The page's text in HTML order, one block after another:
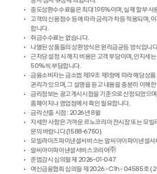
중도상환수수료율은 최대 1.95%이며, 실제 할부 사
고객의 신용점수 등에 따라 금리가 차등 적용되며,
합니다.
취급수수료는 없습니다.
나열된 상품들의 상환방식은 원리금균등 방식입니
근저당 설정 시 해지 비용은 고객 부담이며, 인지세
50%씩 부담합니다.
금융소비자는 금소법 제19조 제1항에 따라 해당상
권리가 있으며, 그 설명을 듣고 내용을 충분히 이해
금리정보는 광고게시시점을 기준으로 산정되었으
홈페이지나 영업점에서 확인 필요합니다.
금리 산출 시점 : 2026년 8월
자세한 사항은 가까운 르노코리아 전시장 또는 모
문의 바랍니다.(1588-6750)
모빌라이즈파이낸셜서비스는 알씨아이파이낸셜
알씨아이파이낸셜서비스코리아㈜
준법감시 심의필 제 2026-01-047
여신금융협회 심의필 제 2026 - C1h - 04585호 (